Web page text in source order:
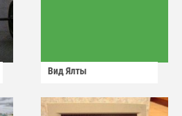
Вид Ялты